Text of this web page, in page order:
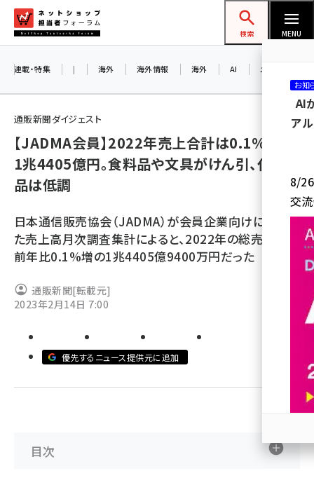
ン
ネットショップ担当者フォーラム
検索 MENU
amazon (2247)
yahoo (1900)
ecbeing (1207)
アスクル (1119)
base (1074)
ビィ・フォアード (773)
revico (739)
連載・特集 | 海外 海外情報 海外 AI メタバース
通販新聞ダイジェスト
【JADMA会員】2022年売上合計は0.1%増の
1兆4405億円。食料品や文具がけん引、化粧
品は低調
日本通信販売協会（JADMA）が会員企業向けに実施し
た売上高月次調査集計によると、2022年の総売上高は
前年比0.1%増の1兆4405億9400万円だった
通販新聞[転載元]
2023年2月14日 7:00
優先するニュース提供元に追加
目次
お知
AI
ア
8/26
交
参